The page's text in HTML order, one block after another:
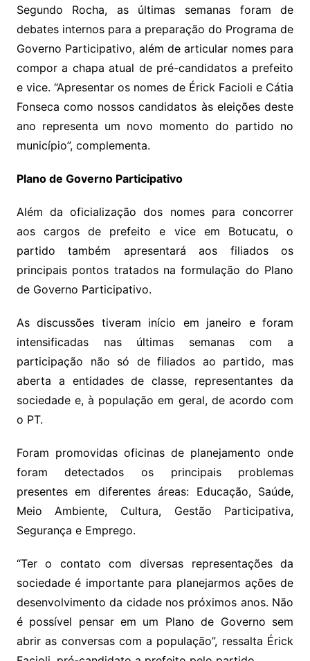
Segundo Rocha, as últimas semanas foram de
debates internos para a preparação do Programa de
Governo Participativo, além de articular nomes para
compor a chapa atual de pré-candidatos a prefeito
e vice. “Apresentar os nomes de Érick Facioli e Cátia
Fonseca como nossos candidatos às eleições deste
ano representa um novo momento do partido no
município”, complementa.
Plano de Governo Participativo
Além da oficialização dos nomes para concorrer
aos cargos de prefeito e vice em Botucatu, o
partido também apresentará aos filiados os
principais pontos tratados na formulação do Plano
de Governo Participativo.
As discussões tiveram início em janeiro e foram
intensificadas nas últimas semanas com a
participação não só de filiados ao partido, mas
aberta a entidades de classe, representantes da
sociedade e, à população em geral, de acordo com
o PT.
Foram promovidas oficinas de planejamento onde
foram detectados os principais problemas
presentes em diferentes áreas: Educação, Saúde,
Meio Ambiente, Cultura, Gestão Participativa,
Segurança e Emprego.
“Ter o contato com diversas representações da
sociedade é importante para planejarmos ações de
desenvolvimento da cidade nos próximos anos. Não
é possível pensar em um Plano de Governo sem
abrir as conversas com a população”, ressalta Érick